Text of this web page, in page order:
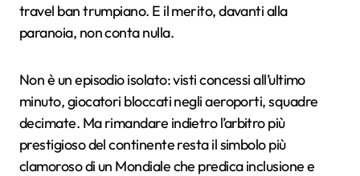
travel ban trumpiano. E il merito, davanti alla
paranoia, non conta nulla.
Non è un episodio isolato: visti concessi all’ultimo
minuto, giocatori bloccati negli aeroporti, squadre
decimate. Ma rimandare indietro l’arbitro più
prestigioso del continente resta il simbolo più
clamoroso di un Mondiale che predica inclusione e